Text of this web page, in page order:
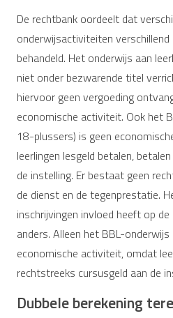
De rechtbank oordeelt dat
onderwijsactiviteiten
behandeld. Het onderwijs aan
niet onder bezwarende titel
hiervoor geen vergoeding
economische activiteit. Ook het
18-plussers) is geen
leerlingen lesgeld betalen,
de instelling. Er bestaat geen
de dienst en de tegenprestatie.
inschrijvingen invloed heeft op
anders. Alleen het BBL-onderwijs
economische activiteit, omdat
rechtstreeks cursusgeld aan de
Dubbele berekening